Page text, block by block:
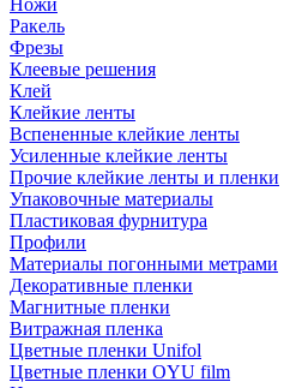
Ракель
Фрезы
Клеевые решения
Клей
Клейкие ленты
Вспененные клейкие ленты
Усиленные клейкие ленты
Прочие клейкие ленты и пленки
Упаковочные материалы
Пластиковая фурнитура
Профили
Материалы погонными метрами
Декоративные пленки
Магнитные пленки
Витражная пленка
Цветные пленки Unifol
Цветные пленки OYU film